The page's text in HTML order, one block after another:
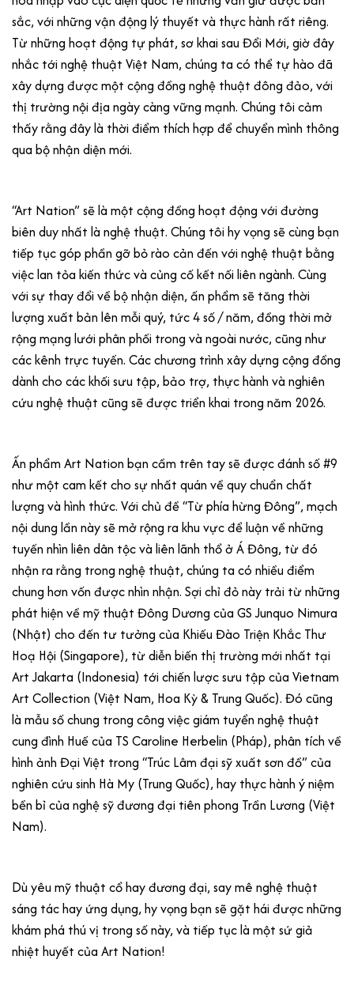
sắc, với những vận động lý thuyết và thực hành rất riêng.
Từ những hoạt động tự phát, sơ khai sau Đổi Mới, giờ đây
nhắc tới nghệ thuật Việt Nam, chúng ta có thể tự hào đã
xây dựng được một cộng đồng nghệ thuật đông đảo, với
thị trường nội địa ngày càng vững mạnh. Chúng tôi cảm
thấy rằng đây là thời điểm thích hợp để chuyển mình thông
qua bộ nhận diện mới.
“Art Nation” sẽ là một cộng đồng hoạt động với đường
biên duy nhất là nghệ thuật. Chúng tôi hy vọng sẽ cùng bạn
tiếp tục góp phần gỡ bỏ rào cản đến với nghệ thuật bằng
việc lan tỏa kiến thức và củng cố kết nối liên ngành. Cùng
với sự thay đổi về bộ nhận diện, ấn phẩm sẽ tăng thời
lượng xuất bản lên mỗi quý, tức 4 số / năm, đồng thời mở
rộng mạng lưới phân phối trong và ngoài nước, cũng như
các kênh trực tuyến. Các chương trình xây dựng cộng đồng
dành cho các khối sưu tập, bảo trợ, thực hành và nghiên
cứu nghệ thuật cũng sẽ được triển khai trong năm 2026.
Ấn phẩm Art Nation bạn cầm trên tay sẽ được đánh số #9
như một cam kết cho sự nhất quán về quy chuẩn chất
lượng và hình thức. Với chủ đề “Từ phía hừng Đông”, mạch
nội dung lần này sẽ mở rộng ra khu vực để luận về những
tuyến nhìn liên dân tộc và liên lãnh thổ ở Á Đông, từ đó
nhận ra rằng trong nghệ thuật, chúng ta có nhiều điểm
chung hơn vốn được nhìn nhận. Sợi chỉ đỏ này trải từ những
phát hiện về mỹ thuật Đông Dương của GS Junquo Nimura
(Nhật) cho đến tư tưởng của Khiếu Đào Triện Khắc Thư
Hoạ Hội (Singapore), từ diễn biến thị trường mới nhất tại
Art Jakarta (Indonesia) tới chiến lược sưu tập của Vietnam
Art Collection (Việt Nam, Hoa Kỳ & Trung Quốc). Đó cũng
là mẫu số chung trong công việc giám tuyển nghệ thuật
cung đình Huế của TS Caroline Herbelin (Pháp), phân tích về
hình ảnh Đại Việt trong “Trúc Lâm đại sỹ xuất sơn đồ” của
nghiên cứu sinh Hà My (Trung Quốc), hay thực hành ý niệm
bền bỉ của nghệ sỹ đương đại tiên phong Trần Lương (Việt
Nam).
Dù yêu mỹ thuật cổ hay đương đại, say mê nghệ thuật
sáng tác hay ứng dụng, hy vọng bạn sẽ gặt hái được những
khám phá thú vị trong số này, và tiếp tục là một sứ giả
nhiệt huyết của Art Nation!